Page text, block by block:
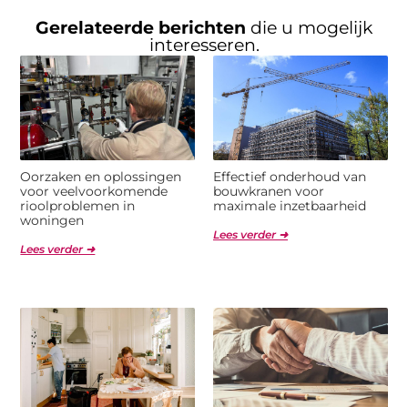
Gerelateerde berichten die u mogelijk
interesseren.
Oorzaken en oplossingen
voor veelvoorkomende
rioolproblemen in
woningen
Lees verder ➜
Effectief onderhoud van
bouwkranen voor
maximale inzetbaarheid
Lees verder ➜